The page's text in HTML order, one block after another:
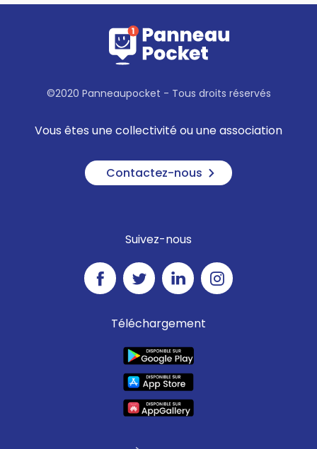
©2020 Panneaupocket - Tous droits réservés
Vous êtes une collectivité ou une association
Contactez-nous
Suivez-nous
Téléchargement